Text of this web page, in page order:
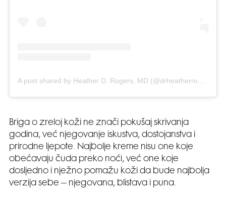
Briga o zreloj koži ne znači pokušaj skrivanja
godina, već njegovanje iskustva, dostojanstva i
prirodne ljepote. Najbolje kreme nisu one koje
obećavaju čuda preko noći, već one koje
dosljedno i nježno pomažu koži da bude najbolja
verzija sebe – njegovana, blistava i puna.